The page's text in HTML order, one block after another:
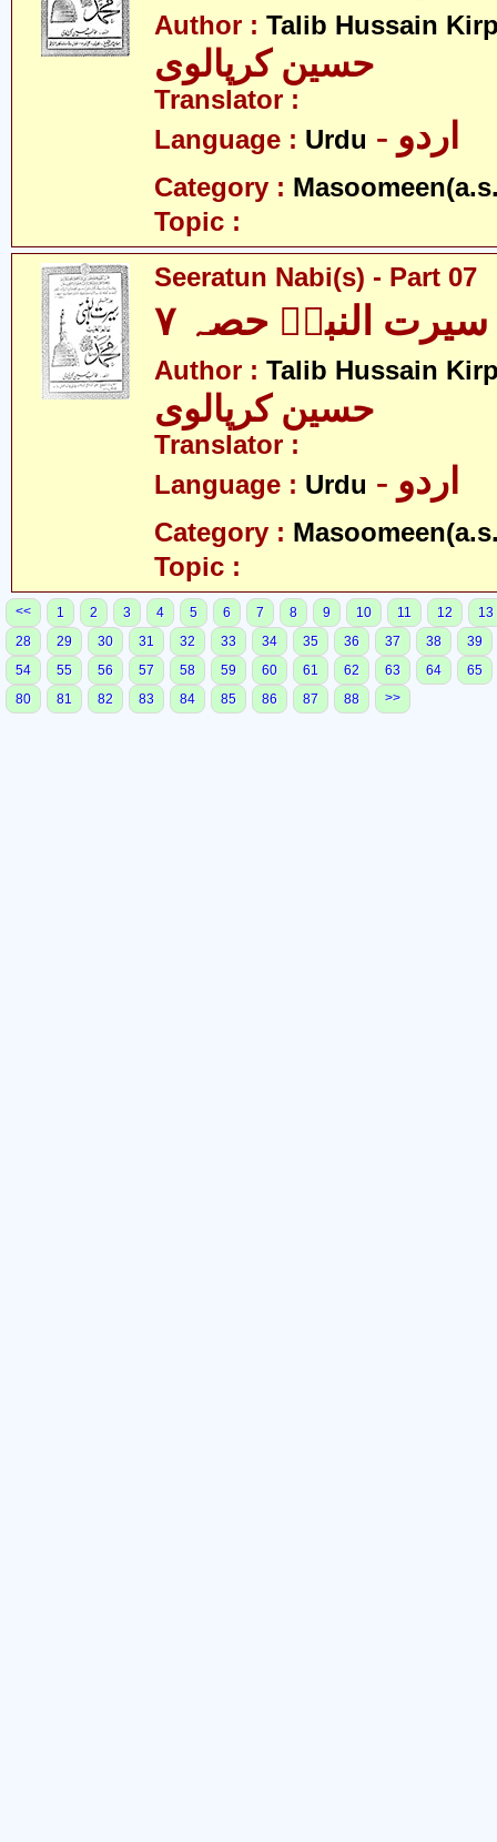
Author : Talib Hussain
حسین کرپالوی
Translator :
Language : Urdu - اردو
Category :
Topic :
Seeratun Nabi(s) - Part 07
سیرت النبیؐ حصہ ۷
Author : Talib Hussain
حسین کرپالوی
Translator :
Language : Urdu - اردو
Category :
Topic :
<< 1 2 3 4 5 6 7 8 9 10 11 12
13
28
29 30 31 32 33 34 35 36 37 38
39
54
55 56 57 58 59 60 61 62 63 64
65
80
81 82 83 84 85 86 87 88 >>